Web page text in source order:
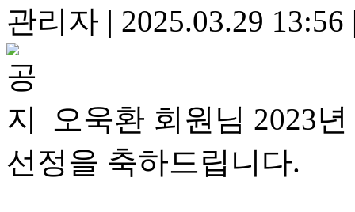
관리자 | 2025.03.29 13:56
오욱환 회원님 2023
선정을 축하드립니다.